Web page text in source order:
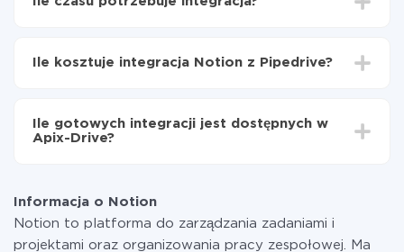
Włącz aktualizację
od 5 do 30 minut. Konfiguracja zajmuje średnio 10-15
Ile kosztuje integracja Notion z Pipedrive?
Płacisz tylko za ilość danych, która faktycznie jest
przekazywana z jednego z Twoich systemów do
w razie potrzeby przełączyć się na płatną. Więcej
informacji otaryfach.
Ile gotowych integracji jest dostępnych w
Apix-Drive?
Informacja o Notion
Notion to platforma do zarządzania zadaniami i
projektami oraz organizowania pracy zespołowej. Ma